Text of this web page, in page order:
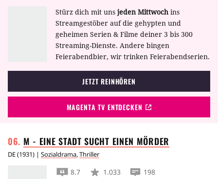
Stürz dich mit uns jeden Mittwoch ins
Streamgestöber auf die gehypten und
geheimen Serien & Filme deiner 3 bis 300
Streaming-Dienste. Andere bingen
Feierabendbier, wir trinken Feierabendserien.
JETZT REINHÖREN
MAGENTA TV ENTDECKEN
M - EINE STADT SUCHT EINEN MÖRDER
DE(1931) | Sozialdrama,Thriller
8.7 1.033 198